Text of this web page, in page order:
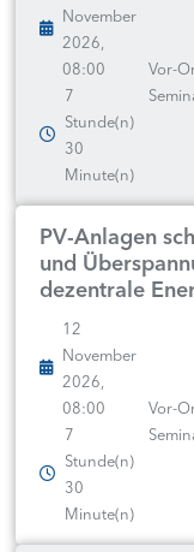
November
2026,
08:00
7
Stunde(n)
30
Minute(n)
Vor-
PV-Anlagen
und
dezentrale
12
November
2026,
08:00
7
Stunde(n)
30
Minute(n)
Vor-